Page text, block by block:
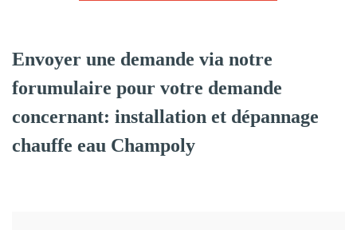
Envoyer une demande via notre
forumulaire pour votre demande
concernant: installation et dépannage
chauffe eau Champoly